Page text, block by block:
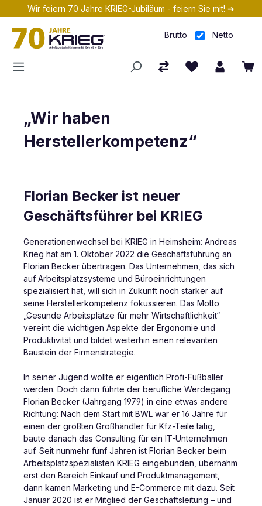
Zum Hauptinhalt springen
Wir feiern 70 Jahre KRIEG-Jubiläum - feiern Sie mit! ➔
Brutto Netto
„Wir haben
Herstellerkompetenz“
Florian Becker ist neuer
Geschäftsführer bei KRIEG
Generationenwechsel bei KRIEG in Heimsheim: Andreas
Krieg hat am 1. Oktober 2022 die Geschäftsführung an
Florian Becker übertragen. Das Unternehmen, das sich
auf Arbeitsplatzsysteme und Büroeinrichtungen
spezialisiert hat, will sich in Zukunft noch stärker auf
seine Herstellerkompetenz fokussieren. Das Motto
„Gesunde Arbeitsplätze für mehr Wirtschaftlichkeit“
vereint die wichtigen Aspekte der Ergonomie und
Produktivität und bildet weiterhin einen relevanten
Baustein der Firmenstrategie.
In seiner Jugend wollte er eigentlich Profi-Fußballer
werden. Doch dann führte der berufliche Werdegang
Florian Becker (Jahrgang 1979) in eine etwas andere
Richtung: Nach dem Start mit BWL war er 16 Jahre für
einen der größten Großhändler für Kfz-Teile tätig,
baute danach das Consulting für ein IT-Unternehmen
auf. Seit nunmehr fünf Jahren ist Florian Becker beim
Arbeitsplatzspezialisten KRIEG eingebunden, übernahm
erst den Bereich Einkauf und Produktmanagement,
dann kamen Marketing und E-Commerce mit dazu. Seit
Januar 2020 ist er Mitglied der Geschäftsleitung – und